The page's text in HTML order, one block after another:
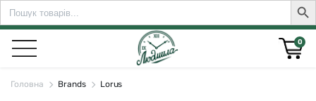
Search
for:
0
Головна Brands Lorus